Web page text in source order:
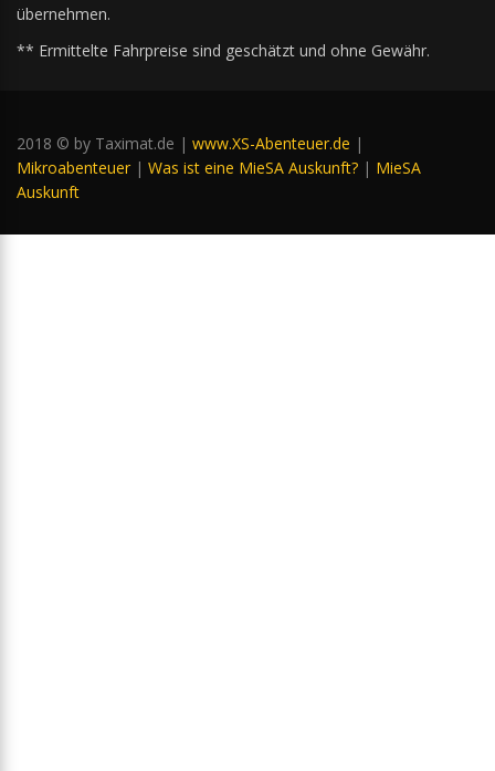
übernehmen.
** Ermittelte Fahrpreise sind geschätzt und ohne Gewähr.
2018 © by Taximat.de | www.XS-Abenteuer.de |
Mikroabenteuer | Was ist eine MieSA Auskunft? | MieSA
Auskunft